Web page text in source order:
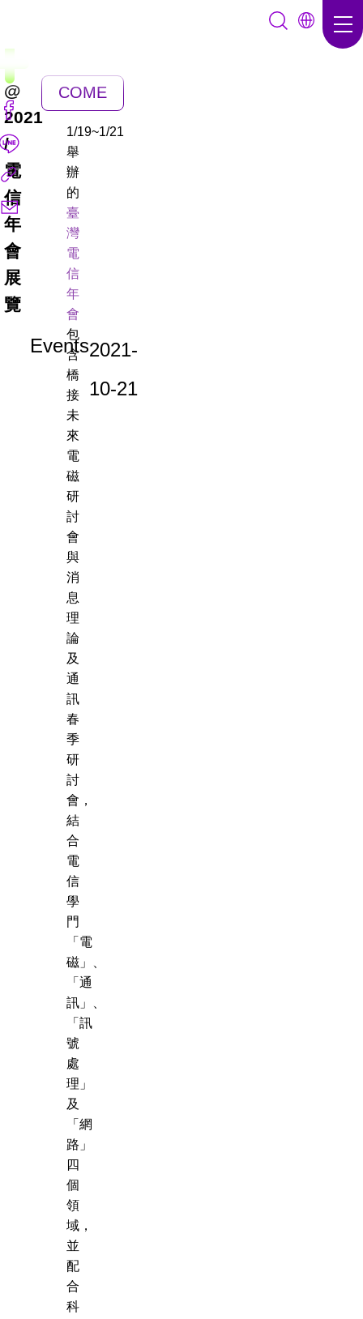
@
2021
/
電
信
年
會
展
覽
Events2021-
10-21
1/19~1/21
舉
辦
的
臺
灣
電
信
年
會
包
含
橋
接
未
來
電
磁
研
討
會
與
消
息
理
論
及
通
訊
春
季
研
討
會，
結
合
電
信
學
門
「電
磁」、
「通
訊」、
「訊
號
處
理」
及
「網
路」
四
個
領
域，
並
配
合
科
COME
BACK